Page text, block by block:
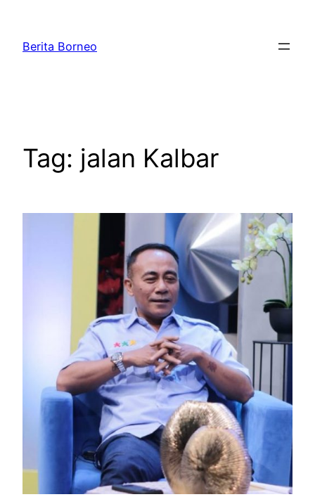
konten
Berita Borneo
Tag: jalan Kalbar